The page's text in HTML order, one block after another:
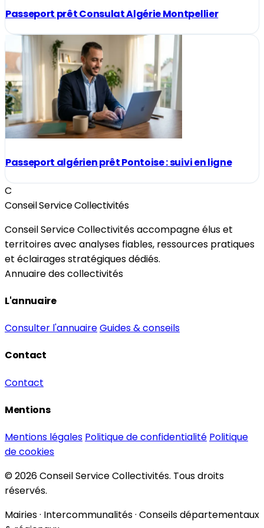
Passeport prêt Consulat Algérie Montpellier
Passeport algérien prêt Pontoise : suivi en ligne
C
Conseil Service Collectivités
Conseil Service Collectivités accompagne élus et
territoires avec analyses fiables, ressources pratiques
et éclairages stratégiques dédiés.
Annuaire des collectivités
L'annuaire
Consulter l'annuaireGuides & conseils
Contact
Contact
Mentions
Mentions légales Politique de confidentialité Politique
de cookies
© 2026 Conseil Service Collectivités. Tous droits
réservés.
Mairies · Intercommunalités · Conseils départementaux